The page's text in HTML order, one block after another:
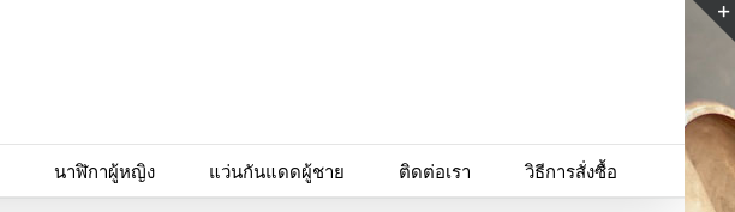
นาฬิกาผู้หญิง แว่นกันแดดผู้ชาย ติดต่อเรา วิธีการสั่งซื้อ